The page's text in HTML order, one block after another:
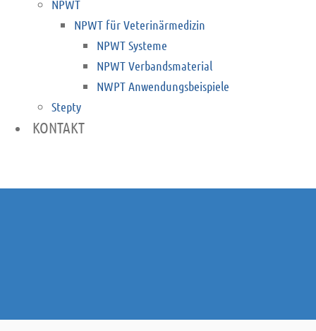
NPWT
NPWT für Veterinärmedizin
NPWT Systeme
NPWT Verbandsmaterial
NWPT Anwendungsbeispiele
Stepty
KONTAKT